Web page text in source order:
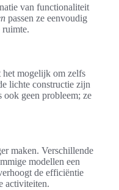
van functionaliteit
passen ze eenvoudig
ruimte.
het mogelijk om zelfs
lichte constructie zijn
ook geen probleem; ze
maken. Verschillende
modellen een
de efficiëntie
activiteiten.